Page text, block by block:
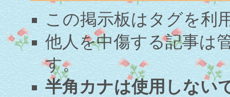
この掲示板はタグを利
他人を中傷する記事は
す。
半角カナは使用しない